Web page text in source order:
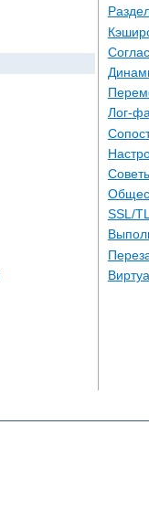
Лог-
SSL/